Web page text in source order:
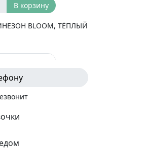
В корзину
BLOOM, ТЁПЛЫЙ
В корзину